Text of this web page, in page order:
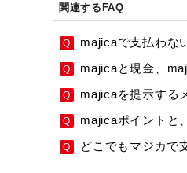
関連するFAQ
majicaで支払わな
majicaと現金、
majicaを提示する
majicaポイントと
どこでもマジカで